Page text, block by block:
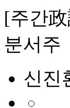
[주간
분서주
신진